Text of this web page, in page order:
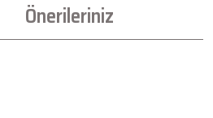
Önerileriniz